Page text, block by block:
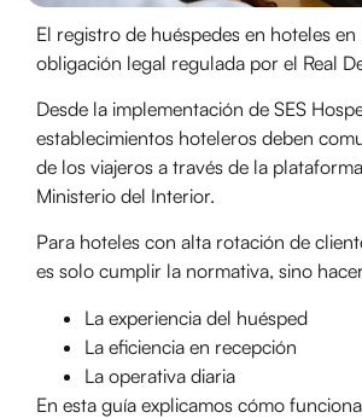
El registro de huéspedes en hoteles en
obligación legal regulada por el Real
Desde la implementación de SES
establecimientos hoteleros deben
de los viajeros a través de la
Ministerio del Interior.
Para hoteles con alta rotación de
es solo cumplir la normativa, sino
La experiencia del huésped
La eficiencia en recepción
La operativa diaria
En esta guía explicamos cómo